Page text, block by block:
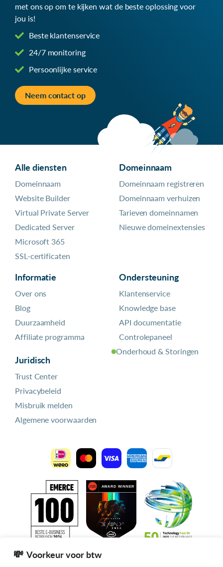
met ons op om te kijken wat de beste oplossing voor
jou is!
Beste klantenservice
24/7 monitoring
Persoonlijke service
Neem contact op
Alle diensten
Domeinnaam
Website Builder
Virtual Private Server
Dedicated Server
Microsoft 365
SSL-certificaten
Domeinnaam
Domeinnaam registreren
Domeinnaam verhuizen
Tarieven domeinnamen
Nieuwe domeinextensies
Informatie
Over ons
Blog
Duurzaamheid
Affiliate programma
Juridisch
Trust Center
Privacybeleid
Misbruik melden
Algemene voorwaarden
Ondersteuning
Klantenservice
Knowledge base
API documentatie
Controlepaneel
Onderhoud & Storingen
Voorkeur voor btw